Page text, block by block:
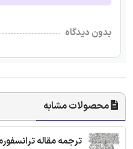
بدون دیدگاه
محصولات مشابه
ترجمه مقاله